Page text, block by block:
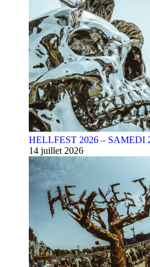
HELLFEST 2026 – SAMEDI
14 juillet 2026